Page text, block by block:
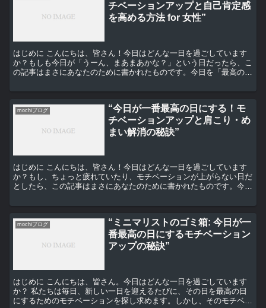
チベーションアップと自己肯定感
を高める方法 for 女性”
はじめに こんにちは、皆さん！今日はどんな一日を過ごしています
か？もしも今日が「うーん、まあまあかな？」という日だったら、こ
の記事はまさにあなたのために書かれたものです。今日を「最高の
mochiブログ
“今日が一番最高の日にする！モ
チベーションアップと肩こり・め
まい解消の秘訣”
はじめに こんにちは、皆さん！今日はどんな一日を過ごしています
か？もし、ちょっと疲れていたり、モチベーションが上がらない日だ
としたら、この記事はまさにあなたのために書かれたものです。今日
mochiブログ
“ミニマリストのゴミ箱: 今日が一
番最高の日にするモチベーション
アップの秘訣”
はじめに こんにちは、皆さん。今日はどんな一日を過ごしています
か？ 私たちは毎日、新しい一日を迎えるたびに、その日を最高の日
にするためのモチベーションを探し求めます。しかし、そのモチベー